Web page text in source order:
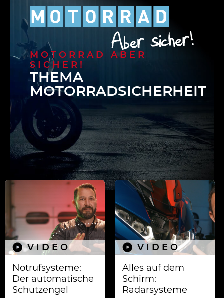
MOTORRAD ABER
SICHER!
THEMA
MOTORRADSICHERHEIT
VIDEO
Notrufsysteme:
Der automatische
Schutzengel
VIDEO
Alles auf dem
Schirm:
Radarsysteme